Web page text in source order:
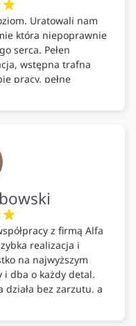
Uratowali nam
która niepoprawnie
serca. Pełen
wstępna trafna
pracy, pełne
się na rzeczy.
poziomie, rzetelna.
z firmą Alfa
realizacja i
na najwyższym
i dba o każdy detal.
działa bez zarzutu, a
z terminem i
polecamy Alfa Tech